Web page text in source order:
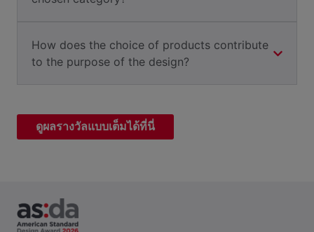
How does the choice of products contribute
to the purpose of the design?
ดูผลรางวัลแบบเต็มได้ที่นี่